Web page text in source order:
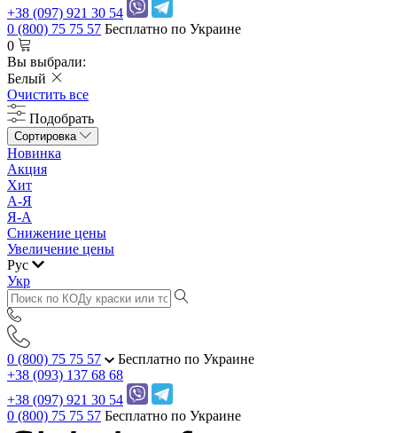
+38 (097) 921 30 54
0 (800) 75 75 57 Бесплатно по Украине
0
Вы выбрали:
Белый
Очистить все
Подобрать
Сортировка
Новинка
Акция
Хит
А-Я
Я-А
Снижение цены
Увеличение цены
Рус
Укр
0 (800) 75 75 57
Бесплатно по Украине
+38 (093) 137 68 68
+38 (097) 921 30 54
0 (800) 75 75 57 Бесплатно по Украине